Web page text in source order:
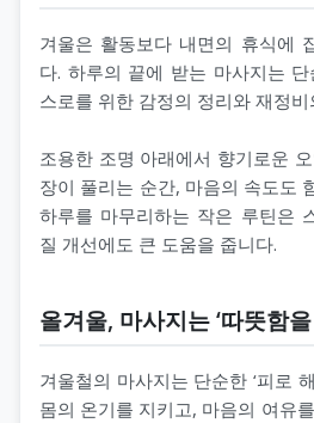
겨울은 활동보다 내면의 휴식에
다. 하루의 끝에 받는 마사지는
스로를 위한 감정의 정리와 재정
조용한 조명 아래에서 향기로운
장이 풀리는 순간, 마음의 속도도
하루를 마무리하는 작은 루틴은
질 개선에도 큰 도움을 줍니다.
올겨울, 마사지는 ‘따뜻함
겨울철의 마사지는 단순한 ‘피로
몸의 온기를 지키고, 마음의 여유